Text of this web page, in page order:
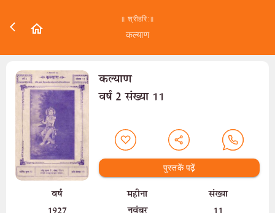
॥ श्रीहरि:॥
कल्याण
कल्याण
वर्ष 2 संख्या 11
पुस्तकें पढ़ें
वर्ष
1927
महीना
नवंबर
संख्या
11